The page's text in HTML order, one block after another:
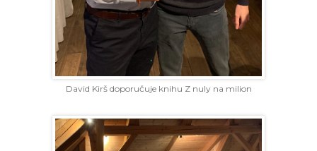
David Kirš doporučuje knihu Z nuly na milion